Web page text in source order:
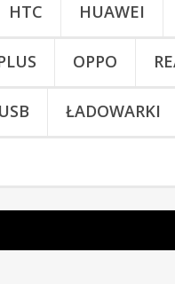
HTC HUAWEI
OPPO
ŁADOWARKI